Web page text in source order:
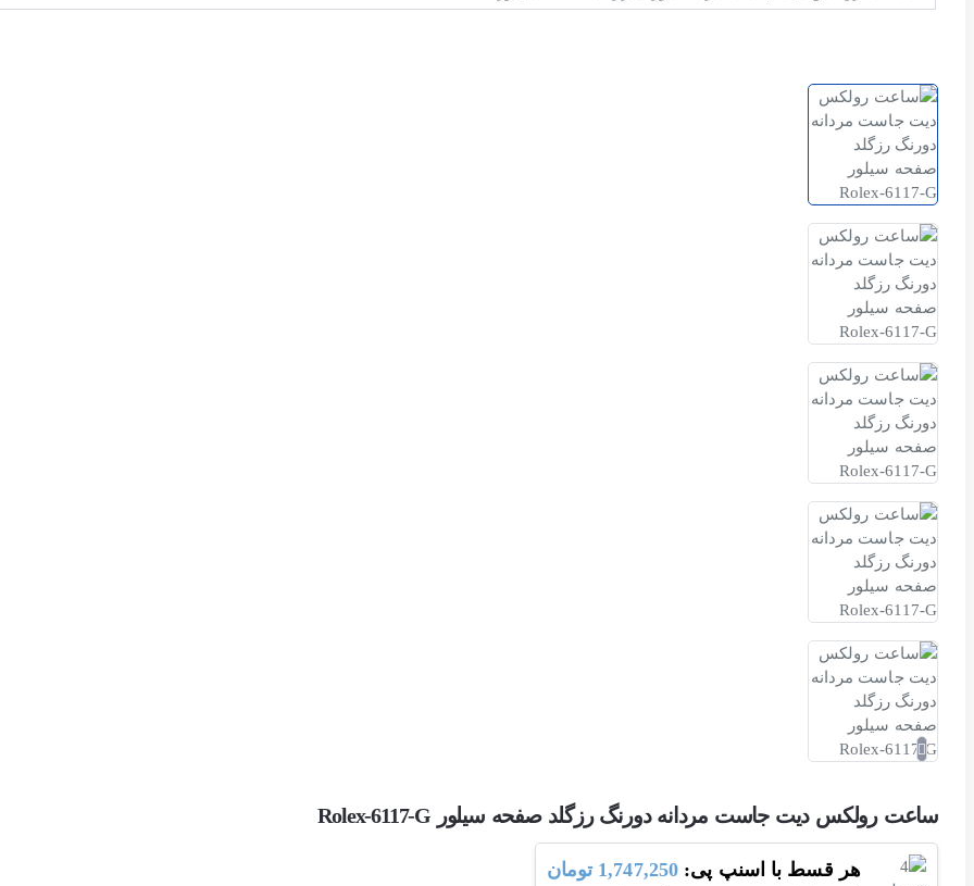
ساعت رولکس دیت جاست مردانه دورنگ رزگلد صفحه سیلور Rolex-6117-G
هر قسط با اسنپ پی: 1,747,250 تومان